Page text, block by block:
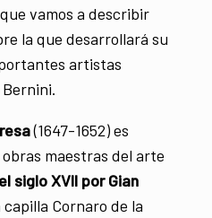
vamos a describir
la que desarrollará su
artistas
(1647-1652) es
maestras del arte
siglo XVII por Gian
capilla Cornaro de la